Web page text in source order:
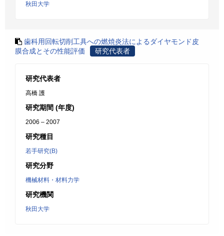
秋田大学
歯科用回転切削工具への燃焼炎法によるダイヤモンド皮
膜合成とその性能評価
研究代表者
研究代表者
高橋 護
研究期間 (年度)
2006 – 2007
研究種目
若手研究(B)
研究分野
機械材料・材料力学
研究機関
秋田大学